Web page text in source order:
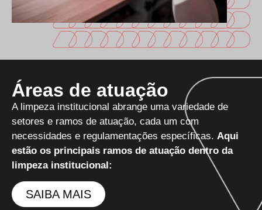
Áreas de atuação
A limpeza institucional abrange uma variedade de
setores e ramos de atuação, cada um com
necessidades e regulamentações específicas. Aqui
estão os principais ramos de atuação dentro da
limpeza institucional:
SAIBA MAIS